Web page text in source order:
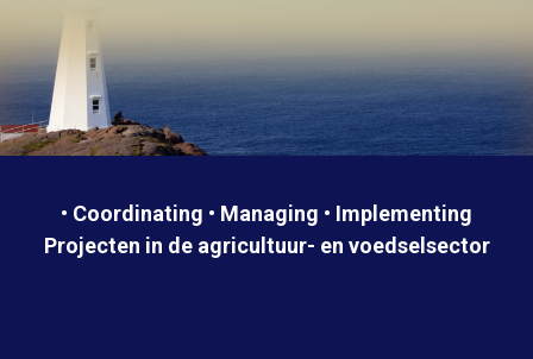
• Coordinating • Managing • Implementing
Projecten in de agricultuur- en voedselsector